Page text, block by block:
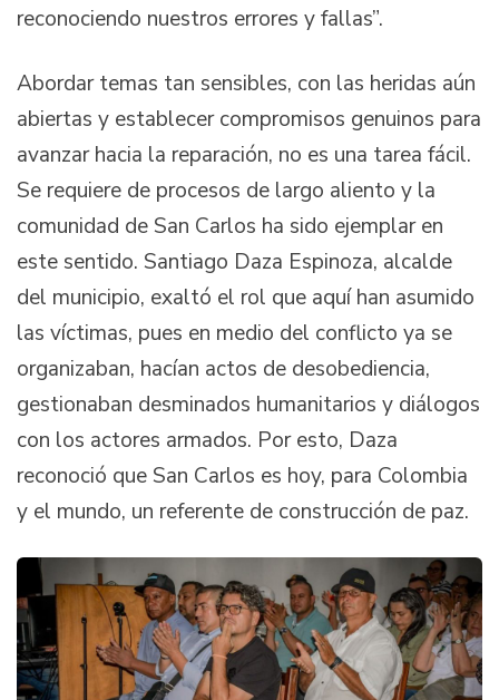
reconociendo nuestros errores y fallas”.
Abordar temas tan sensibles, con las heridas aún
abiertas y establecer compromisos genuinos para
avanzar hacia la reparación, no es una tarea fácil.
Se requiere de procesos de largo aliento y la
comunidad de San Carlos ha sido ejemplar en
este sentido. Santiago Daza Espinoza, alcalde
del municipio, exaltó el rol que aquí han asumido
las víctimas, pues en medio del conflicto ya se
organizaban, hacían actos de desobediencia,
gestionaban desminados humanitarios y diálogos
con los actores armados. Por esto, Daza
reconoció que San Carlos es hoy, para Colombia
y el mundo, un referente de construcción de paz.